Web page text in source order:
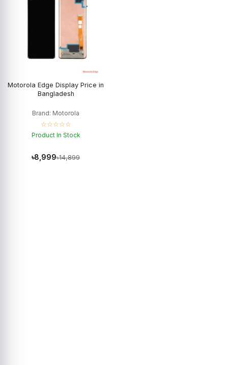
Motorola Edge Display Price in
Bangladesh
Brand: Motorola
☆☆☆☆☆
Product In Stock
৳8,999৳14,899